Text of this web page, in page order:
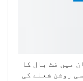
میں فٹ بال کا
روشن شعلے کی